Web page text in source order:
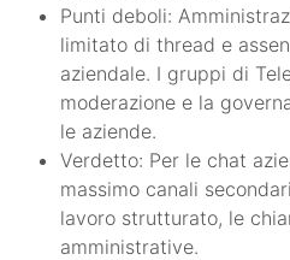
Punti deboli:
limitato di thread e
aziendale. I gruppi di
moderazione e la
le aziende.
Verdetto: Per le chat
massimo canali
lavoro strutturato, le
amministrative.